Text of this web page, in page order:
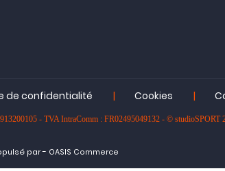
de confidentialité | Cookies |
- TVA IntraComm : FR02495049132 - © studioSPORT
par- OASIS Commerce